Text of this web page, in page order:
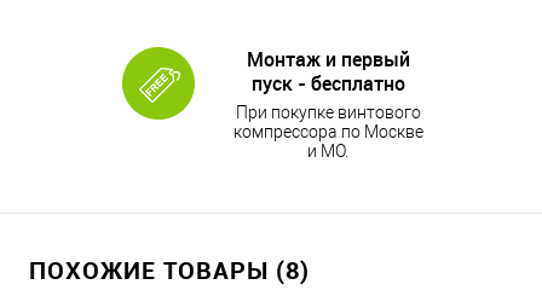
Монтаж и первый
пуск - бесплатно
При покупке винтового
компрессора по Москве
и МО.
ПОХОЖИЕ ТОВАРЫ (8)